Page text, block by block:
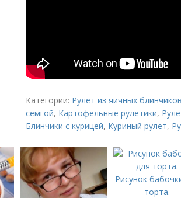
Категории: Рулет из яичных блинчиков
семгой, Картофельные рулетики,
Блинчики с курицей, Куриный рулет,
Рисунок
торта.